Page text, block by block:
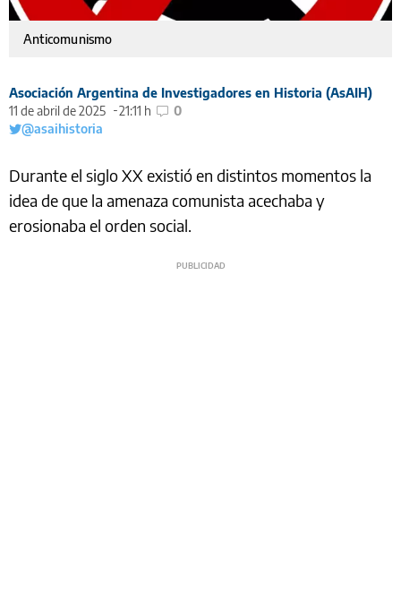
Anticomunismo
Asociación Argentina de Investigadores en Historia (AsAIH)
11 de abril de 2025
21:11 h
0
@asaihistoria
Durante el siglo XX existió en distintos momentos la
idea de que la amenaza comunista acechaba y
erosionaba el orden social.